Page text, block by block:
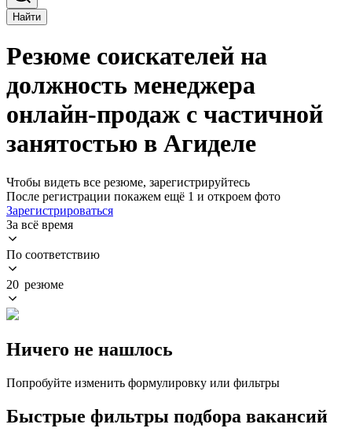
Найти
Резюме соискателей на
должность менеджера
онлайн-продаж с частичной
занятостью в Агиделе
Чтобы видеть все резюме, зарегистрируйтесь
После регистрации покажем ещё 1 и откроем фото
Зарегистрироваться
За всё время
По соответствию
20 резюме
Ничего не нашлось
Попробуйте изменить формулировку или фильтры
Быстрые фильтры подбора вакансий